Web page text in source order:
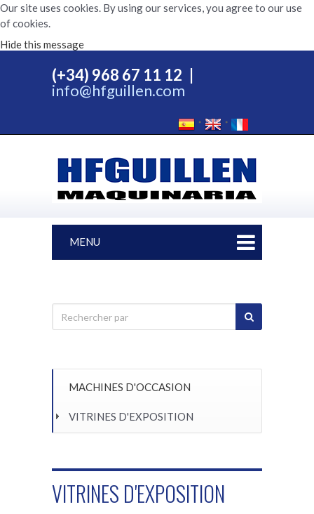
Our site uses cookies. By using our services, you agree to our use
of cookies.
Hide this message
(+34) 968 67 11 12
info@hfguillen.com
MENU
MACHINES D'OCCASION
VITRINES D'EXPOSITION
VITRINES D'EXPOSITION